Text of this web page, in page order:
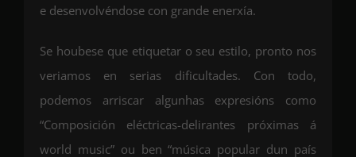
e desenvolvéndose con grande enerxía.
Se houbese que etiquetar o seu estilo, pronto nos
veriamos en serias dificultades. Con todo,
podemos arriscar algunhas expresións como
“Composición eléctricas-delirantes próximas á
world music” ou ben “música popular dun país